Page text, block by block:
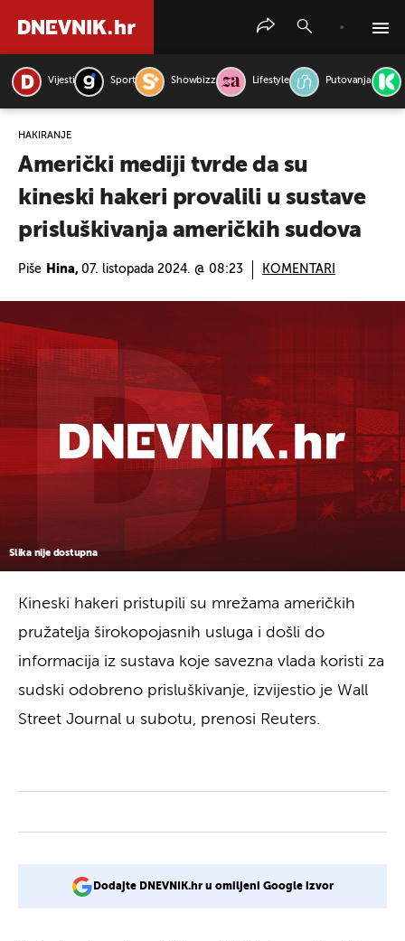
Vijesti Sport Showbizz Lifestyle Putovanja
HAKIRANJE
Američki mediji tvrde da su
kineski hakeri provalili u sustave
prisluškivanja američkih sudova
Piše Hina, 07. listopada 2024. @ 08:23 KOMENTARI
Slika nije dostupna
Kineski hakeri pristupili su mrežama američkih
pružatelja širokopojasnih usluga i došli do
informacija iz sustava koje savezna vlada koristi za
sudski odobreno prisluškivanje, izvijestio je Wall
Street Journal u subotu, prenosi Reuters.
Dodajte DNEVNIK.hr u omiljeni Google izvor
PRETRAŽITE VIJESTI